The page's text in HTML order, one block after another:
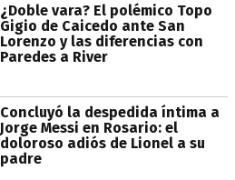
¿Doble vara? El polémico Topo
Gigio de Caicedo ante San
Lorenzo y las diferencias con
Paredes a River
Concluyó la despedida íntima a
Jorge Messi en Rosario: el
doloroso adiós de Lionel a su
padre